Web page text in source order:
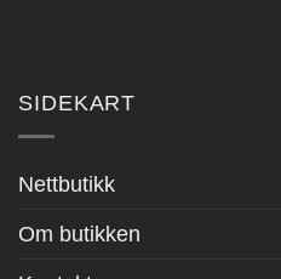
SIDEKART
Nettbutikk
Om butikken